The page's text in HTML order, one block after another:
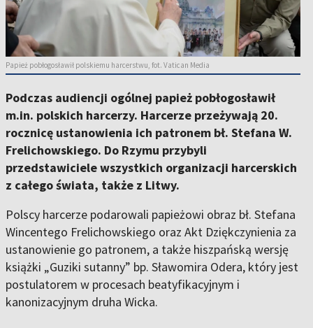
Papież pobłogosławił polskiemu harcerstwu, fot. Vatican Media
Podczas audiencji ogólnej papież pobłogosławił
m.in. polskich harcerzy. Harcerze przeżywają 20.
rocznicę ustanowienia ich patronem bł. Stefana W.
Frelichowskiego. Do Rzymu przybyli
przedstawiciele wszystkich organizacji harcerskich
z całego świata, także z Litwy.
Polscy harcerze podarowali papieżowi obraz bł. Stefana
Wincentego Frelichowskiego oraz Akt Dziękczynienia za
ustanowienie go patronem, a także hiszpańską wersję
książki „Guziki sutanny” bp. Sławomira Odera, który jest
postulatorem w procesach beatyfikacyjnym i
kanonizacyjnym druha Wicka.